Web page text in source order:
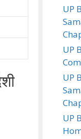
UP
UP
UP
UP